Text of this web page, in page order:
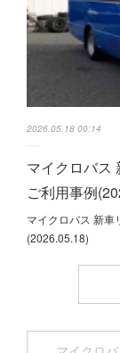
2026.05.18 00:14
マイクロバス
ご利用事例
マイクロバス 新車
(2026.05.18)